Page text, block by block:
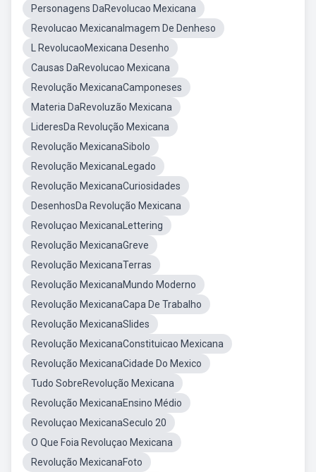
Personagens DaRevolucao Mexicana
Revolucao MexicanaImagem De Denheso
L RevolucaoMexicana Desenho
Causas DaRevolucao Mexicana
Revolução MexicanaCamponeses
Materia DaRevoluzão Mexicana
LideresDa Revolução Mexicana
Revolução MexicanaSibolo
Revolução MexicanaLegado
Revolução MexicanaCuriosidades
DesenhosDa Revolução Mexicana
Revoluçao MexicanaLettering
Revolução MexicanaGreve
Revolução MexicanaTerras
Revolução MexicanaMundo Moderno
Revolução MexicanaCapa De Trabalho
Revolução MexicanaSlides
Revolução MexicanaConstituicao Mexicana
Revolução MexicanaCidade Do Mexico
Tudo SobreRevolução Mexicana
Revolução MexicanaEnsino Médio
Revoluçao MexicanaSeculo 20
O Que Foia Revoluçao Mexicana
Revolução MexicanaFoto